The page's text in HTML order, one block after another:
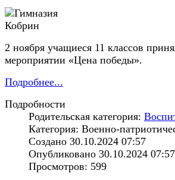
2 ноября учащиеся 11 классов
мероприятии «Цена победы».
Подробнее...
Подробности
Родительская категория:
Категория: Военно-
Создано 30.10.2024 07:57
Опубликовано 30.10.2024 07:57
Просмотров: 599